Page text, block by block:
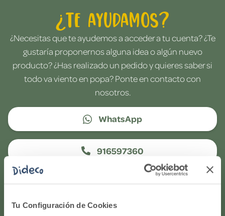
Tu Configuración de Cookies
¿Te ayudamos?
¿Necesitas que te ayudemos a acceder a tu cuenta? ¿Te
gustaría proponernos alguna idea o algún nuevo
producto? ¿Has realizado un pedido y quieres saber si
todo va viento en popa? Ponte en contacto con
nosotros.
WhatsApp
916597360
Correo electrónico
Horario de atención telefónica: de Lunes a Viernes, de